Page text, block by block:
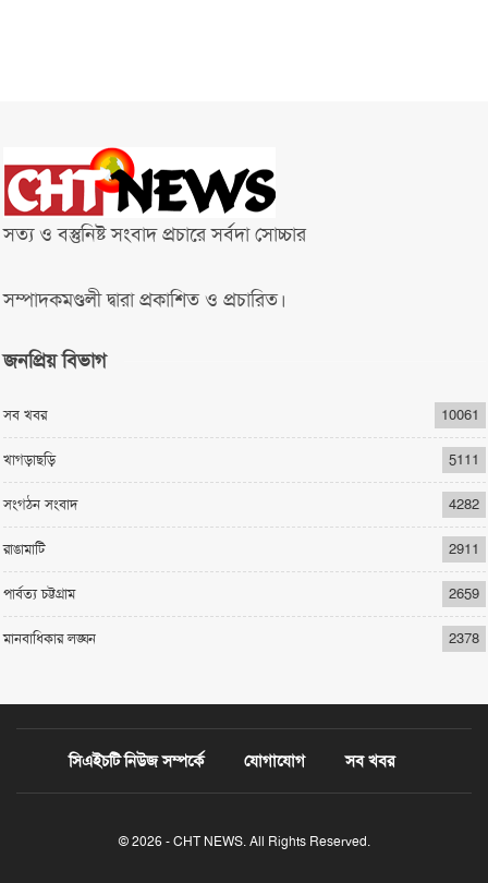
সত্য ও বস্তুনিষ্ট সংবাদ প্রচারে সর্বদা সোচ্চার
সম্পাদকমণ্ডলী দ্বারা প্রকাশিত ও প্রচারিত।
জনপ্রিয় বিভাগ
সব খবর 10061
খাগড়াছড়ি 5111
সংগঠন সংবাদ 4282
রাঙামাটি 2911
পার্বত্য চট্টগ্রাম 2659
মানবাধিকার লঙ্ঘন 2378
সিএইচটি নিউজ সম্পর্কে যোগাযোগ সব খবর
© 2026 - CHT NEWS. All Rights Reserved.